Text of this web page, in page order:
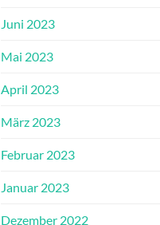
Juni 2023
Mai 2023
April 2023
März 2023
Februar 2023
Januar 2023
Dezember 2022